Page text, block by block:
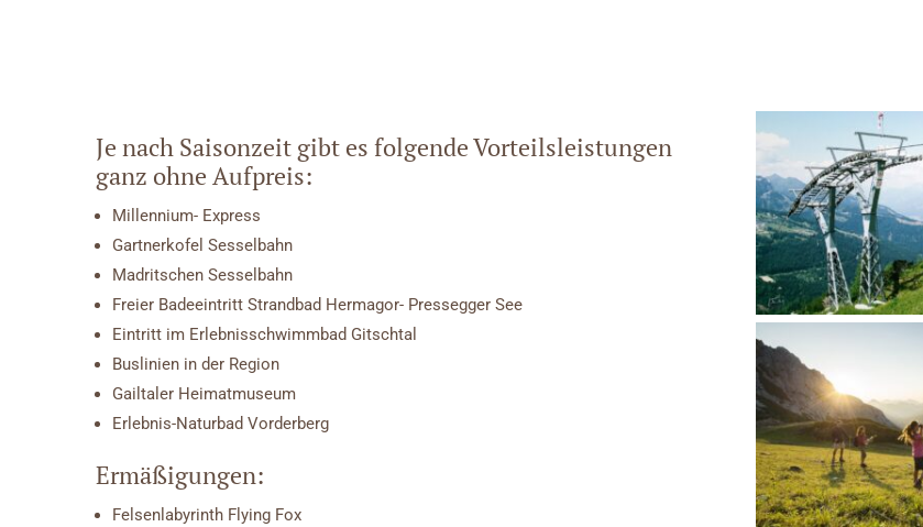
Je nach Saisonzeit gibt es folgende Vorteilsleistungen
ganz ohne Aufpreis:
Millennium- Express
Gartnerkofel Sesselbahn
Madritschen Sesselbahn
Freier Badeeintritt Strandbad Hermagor- Pressegger See
Eintritt im Erlebnisschwimmbad Gitschtal
Buslinien in der Region
Gailtaler Heimatmuseum
Erlebnis-Naturbad Vorderberg
Ermäßigungen:
Felsenlabyrinth Flying Fox